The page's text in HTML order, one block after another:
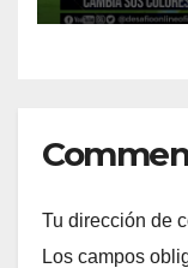
Tu dirección de
Los campos